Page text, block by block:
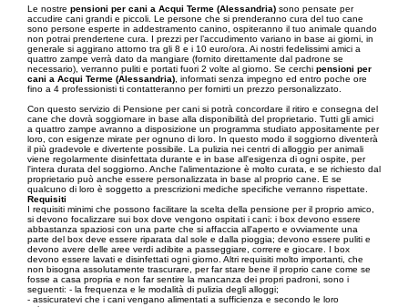
Le nostre pensioni per cani a Acqui Terme (Alessandria) sono pensate per
accudire cani grandi e piccoli. Le persone che si prenderanno cura del tuo cane
sono persone esperte in addestramento canino, ospiteranno il tuo animale quando
non potrai prendertene cura. I prezzi per l’accudimento variano in base ai giorni, in
generale si aggirano attorno tra gli 8 e i 10 euro/ora. Ai nostri fedelissimi amici a
quattro zampe verrà dato da mangiare (fornito direttamente dal padrone se
necessario), verranno puliti e portati fuori 2 volte al giorno. Se cerchi pensioni per
cani a Acqui Terme (Alessandria) , informati senza impegno ed entro poche ore
fino a 4 professionisti ti contatteranno per fornirti un prezzo personalizzato.
Con questo servizio di Pensione per cani si potrà concordare il ritiro e consegna del
cane che dovrà soggiornare in base alla disponibilità del proprietario. Tutti gli amici
a quattro zampe avranno a disposizione un programma studiato appositamente per
loro, con esigenze mirate per ognuno di loro. In questo modo il soggiorno diventerà
il più gradevole e divertente possibile. La pulizia nei centri di alloggio per animali
viene regolarmente disinfettata durante e in base all'esigenza di ogni ospite, per
l'intera durata del soggiorno. Anche l'alimentazione è molto curata, e se richiesto dal
proprietario può anche essere personalizzata in base al proprio cane. E se
qualcuno di loro è soggetto a prescrizioni mediche specifiche verranno rispettate.
Requisiti
I requisiti minimi che possono facilitare la scelta della pensione per il proprio amico,
si devono focalizzare sui box dove vengono ospitati i cani: i box devono essere
abbastanza spaziosi con una parte che si affaccia all'aperto e ovviamente una
parte del box deve essere riparata dal sole e dalla pioggia; devono essere puliti e
devono avere delle aree verdi adibite a passeggiare, correre e giocare. I box
devono essere lavati e disinfettati ogni giorno. Altri requisiti molto importanti, che
non bisogna assolutamente trascurare, per far stare bene il proprio cane come se
fosse a casa propria e non far sentire la mancanza dei propri padroni, sono i
seguenti: - la frequenza e le modalità di pulizia degli alloggi;
- assicuratevi che i cani vengano alimentati a sufficienza e secondo le loro